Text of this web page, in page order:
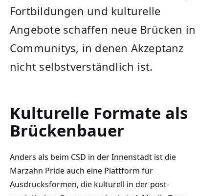
Fortbildungen und kulturelle
Angebote schaffen neue Brücken in
Communitys, in denen Akzeptanz
nicht selbstverständlich ist.
Kulturelle Formate als
Brückenbauer
Anders als beim CSD in der Innenstadt ist die
Marzahn Pride auch eine Plattform für
Ausdrucksformen, die kulturell in der post-